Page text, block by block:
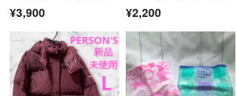
¥3,900 ¥2,200